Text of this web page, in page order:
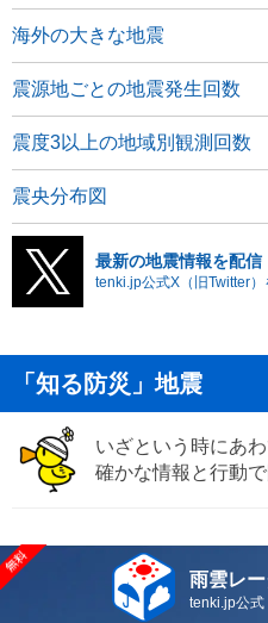
海外の大きな地震
震源地ごとの地震発生回数
震度3以上の地域別観測回数
震央分布図
最新の地震情報を配信
tenki.jp公式X（旧Twitter）
「知る防災」地震
いざという時にあ
確かな情報と行動
雨雲レー
tenki.jp公